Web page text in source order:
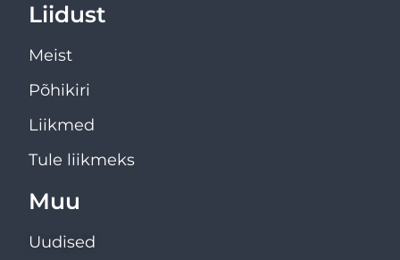
Liidust
Meist
Põhikiri
Liikmed
Tule liikmeks
Muu
Uudised